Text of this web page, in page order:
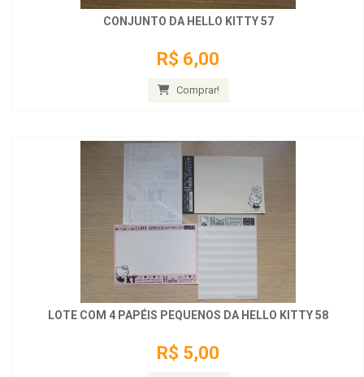
CONJUNTO DA HELLO KITTY 57
R$ 6,00
Comprar!
LOTE COM 4 PAPÉIS PEQUENOS DA HELLO KITTY 58
R$ 5,00